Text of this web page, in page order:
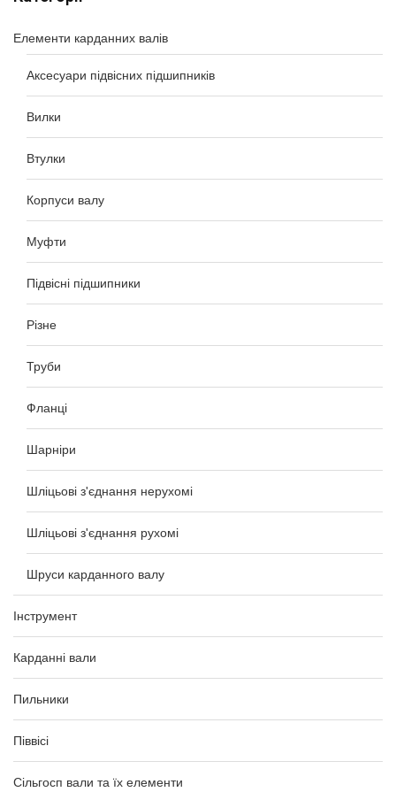
Елементи карданних валів
Аксесуари підвісних підшипників
Вилки
Втулки
Корпуси валу
Муфти
Підвісні підшипники
Різне
Труби
Фланці
Шарніри
Шліцьові з'єднання нерухомі
Шліцьові з'єднання рухомі
Шруси карданного валу
Інструмент
Карданні вали
Пильники
Піввісі
Сільгосп вали та їх елементи